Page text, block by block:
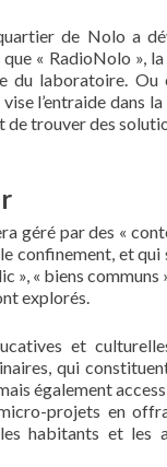
de Nolo a
« RadioNolo »,
du laboratoire.
l’entraide dans
trouver des
géré par des «
confinement, et
« biens communs
explorés.
et
qui
également
projets en
habitants et les